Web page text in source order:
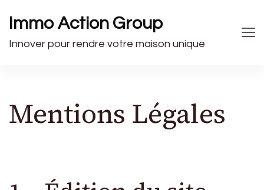
Immo Action Group
Innover pour rendre votre maison unique
Mentions Légales